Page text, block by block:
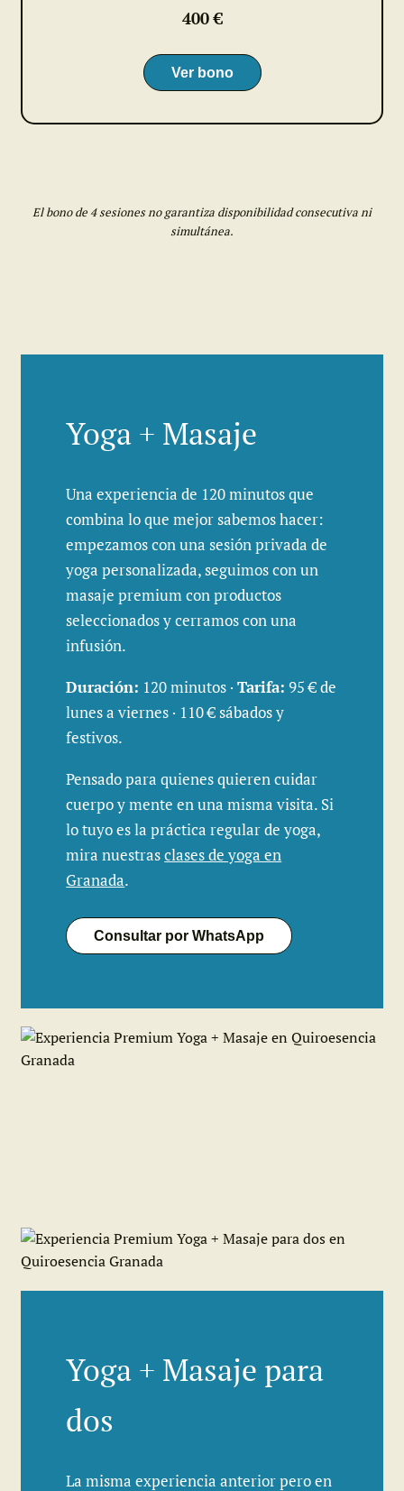
400 €
Ver bono
El bono de 4 sesiones no garantiza disponibilidad consecutiva ni
simultánea.
Yoga + Masaje
Una experiencia de 120 minutos que
combina lo que mejor sabemos hacer:
empezamos con una sesión privada de
yoga personalizada, seguimos con un
masaje premium con productos
seleccionados y cerramos con una
infusión.
Duración: 120 minutos ·Tarifa: 95 € de
lunes a viernes · 110 € sábados y
festivos.
Pensado para quienes quieren cuidar
cuerpo y mente en una misma visita. Si
lo tuyo es la práctica regular de yoga,
mira nuestrasclases de yoga en
Granada.
Consultar por WhatsApp
Yoga + Masaje para
dos
La misma experiencia anterior pero en